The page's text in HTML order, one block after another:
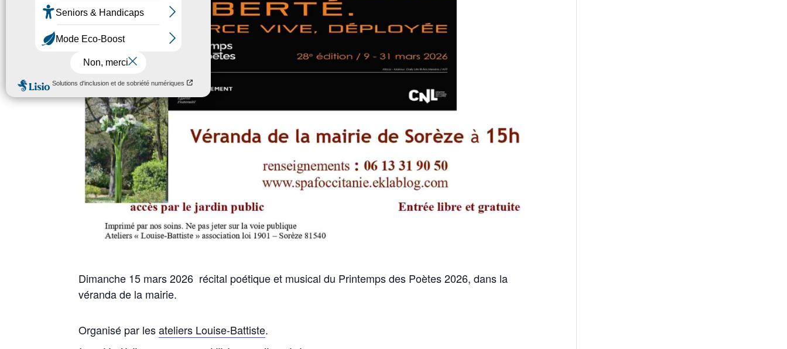
Dimanche 15 mars 2026 récital poétique et musical du Printemps des Poètes 2026, dans la
véranda de la mairie.
Organisé par lesateliers Louise-Battiste.